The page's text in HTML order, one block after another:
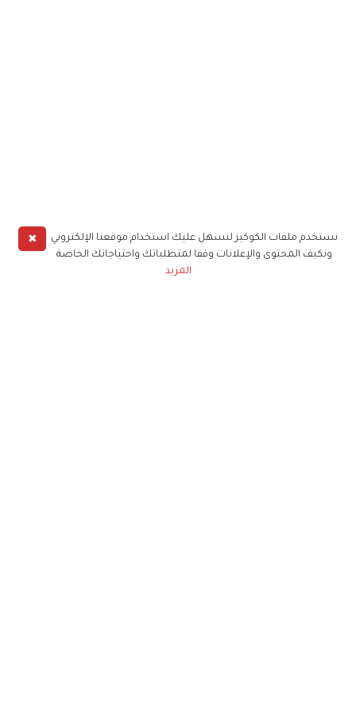
✖
نستخدم ملفات الكوكيز لنسهل عليك استخدام موقعنا الإلكتروني
ونكيف المحتوى والإعلانات وفقا لمتطلباتك واحتياجاتك الخاصة
المزيد